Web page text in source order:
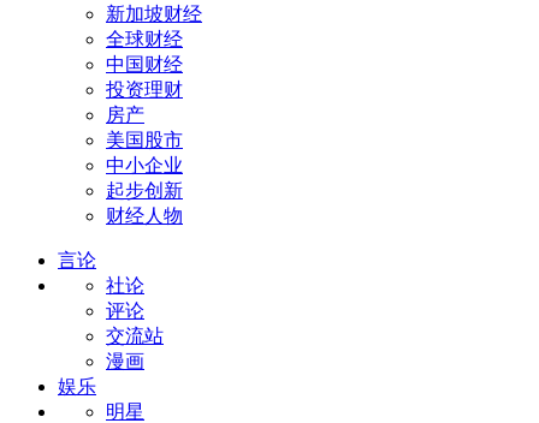
新加坡财经
全球财经
中国财经
投资理财
房产
美国股市
中小企业
起步创新
财经人物
言论
社论
评论
交流站
漫画
娱乐
明星